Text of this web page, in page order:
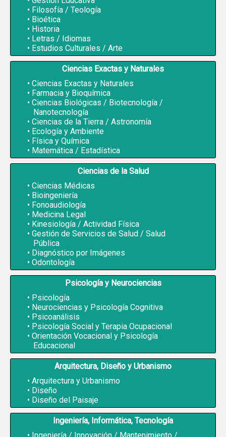
Filosofía / Teología
Bioética
Historia
Letras / Idiomas
Estudios Culturales / Arte
Ciencias Exactas y Naturales
Ciencias Exactas y Naturales
Farmacia y Bioquímica
Ciencias Biológicas / Biotecnología /
Nanotecnología
Ciencias de la Tierra / Astronomía
Ecología y Ambiente
Física y Química
Matemática / Estadística
Ciencias de la Salud
Ciencias Médicas
Bioingeniería
Fonoaudiología
Medicina Legal
Kinesiología / Actividad Física
Gestión de Servicios de Salud / Salud
Pública
Diagnóstico por Imágenes
Odontología
Psicología y Neurociencias
Psicología
Neurociencias y Psicología Cognitiva
Psicoanálisis
Psicología Social y Terapia Ocupacional
Orientación Vocacional y Psicología
Educacional
Arquitectura, Diseño y Urbanismo
Arquitectura y Urbanismo
Diseño
Diseño del Paisaje
Ingeniería, Informática, Tecnología
Ingeniería / Innovación / Mantenimiento /